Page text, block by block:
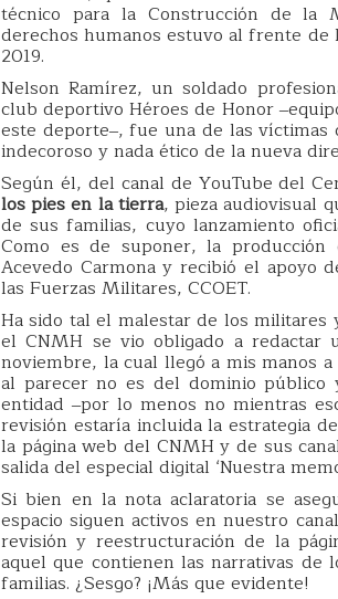
técnico para la Construcción de la
derechos humanos estuvo al frente
2019.
Nelson Ramírez, un soldado
club deportivo Héroes de Honor
este deporte‒, fue una de las
indecoroso y nada ético de la nueva
Según él, del canal de YouTube del
los pies en la tierra, pieza audiovisual
de sus familias, cuyo lanzamiento
Como es de suponer, la
Acevedo Carmona y recibió el apoyo
las Fuerzas Militares, CCOET.
Ha sido tal el malestar de los
el CNMH se vio obligado a redactar
noviembre, la cual llegó a mis manos
al parecer no es del dominio
entidad ‒por lo menos no mientras
revisión estaría incluida la estrategia
la página web del CNMH y de sus
salida del especial digital ‘Nuestra
Si bien en la nota aclaratoria se
espacio siguen activos en nuestro
revisión y reestructuración de la
aquel que contienen las narrativas
familias. ¿Sesgo? ¡Más que evidente!